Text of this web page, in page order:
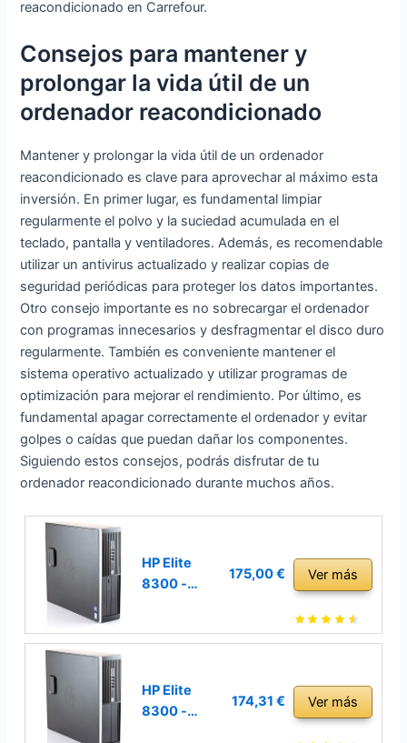
reacondicionado en Carrefour.
Consejos para mantener y
prolongar la vida útil de un
ordenador reacondicionado
Mantener y prolongar la vida útil de un ordenador
reacondicionado es clave para aprovechar al máximo esta
inversión. En primer lugar, es fundamental limpiar
regularmente el polvo y la suciedad acumulada en el
teclado, pantalla y ventiladores. Además, es recomendable
utilizar un antivirus actualizado y realizar copias de
seguridad periódicas para proteger los datos importantes.
Otro consejo importante es no sobrecargar el ordenador
con programas innecesarios y desfragmentar el disco duro
regularmente. También es conveniente mantener el
sistema operativo actualizado y utilizar programas de
optimización para mejorar el rendimiento. Por último, es
fundamental apagar correctamente el ordenador y evitar
golpes o caídas que puedan dañar los componentes.
Siguiendo estos consejos, podrás disfrutar de tu
ordenador reacondicionado durante muchos años.
HP Elite
8300 -
sobremesa
i7-3770,
16GB de
175,00 € Ver más
HP Elite
8300 -
174,31 € Ver más